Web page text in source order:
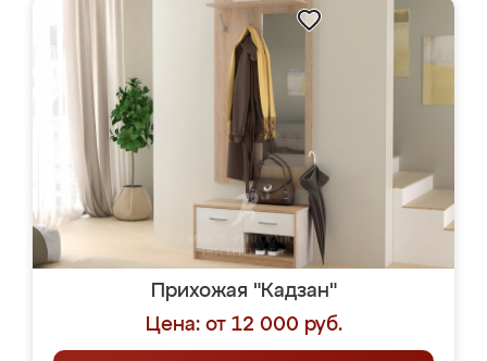
Прихожая "Кадзан"
Цена: от 12 000 руб.